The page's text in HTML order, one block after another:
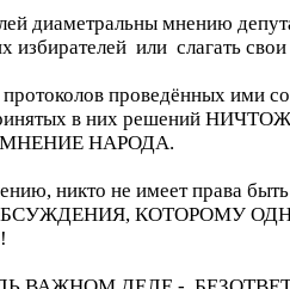
диаметральны мнению
избирателей или слагать
проведённых ими
в них решений
НАРОДА.
никто не имеет права
КОТОРОМУ